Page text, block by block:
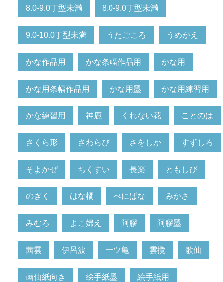
8.0-9.0丁型未満 8.0-9.0丁型未満
9.0-10.0丁型未満 うたごころ うめがえ
かな作品用 かな条幅作品用 かな用
かな用条幅作品用 かな用墨 かな用練習用
かな練習用 神鹿 くれない花 ことのは
さくら形 さわらび さをしか すずしろ
そよかぜ ちくすい 長楽 ともしび
のぎく はな橘 べにばな みかさ
みむろ よこ婦え 阿膠 阿膠墨
茜雲 伊呂波 一ツ亀 雲攬 歌仙
画仙紙向き 絵手紙墨 絵手紙用